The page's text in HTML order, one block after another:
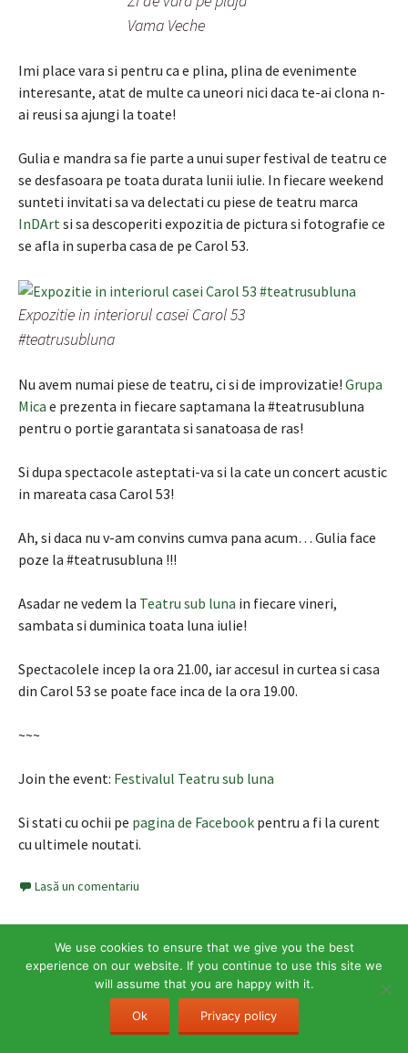
Vama Veche
Imi place vara si pentru ca e plina, plina de evenimente
interesante, atat de multe ca uneori nici daca te-ai clona n-
ai reusi sa ajungi la toate!
Gulia e mandra sa fie parte a unui super festival de teatru ce
se desfasoara pe toata durata lunii iulie. In fiecare weekend
sunteti invitati sa va delectati cu piese de teatru marca
InDArtsi sa descoperiti expozitia de pictura si fotografie ce
se afla in superba casa de pe Carol 53.
Expozitie in interiorul casei Carol 53
#teatrusubluna
Nu avem numai piese de teatru, ci si de improvizatie! Grupa
Mica e prezenta in fiecare saptamana la #teatrusubluna
pentru o portie garantata si sanatoasa de ras!
Si dupa spectacole asteptati-va si la cate un concert acustic
in mareata casa Carol 53!
Ah, si daca nu v-am convins cumva pana acum… Gulia face
poze la #teatrusubluna !!!
Asadar ne vedem la Teatru sub luna in fiecare vineri,
sambata si duminica toata luna iulie!
Spectacolele incep la ora 21.00, iar accesul in curtea si casa
din Carol 53 se poate face inca de la ora 19.00.
~~~
Join the event: Festivalul Teatru sub luna
Si stati cu ochii pe pagina de Facebook pentru a fi la curent
cu ultimele noutati.
Lasă un comentariu
Articole recente
5 lucruri de făcut pe Coasta Amalfi
We use cookies to ensure that we give you the best
experience on our website. If you continue to use this site we
will assume that you are happy with it.
Ok Privacy policy